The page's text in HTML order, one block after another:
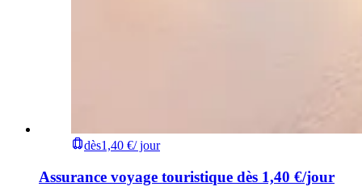
dès1,40 €/ jour
Assurance voyage touristique dès 1,40 €/jour